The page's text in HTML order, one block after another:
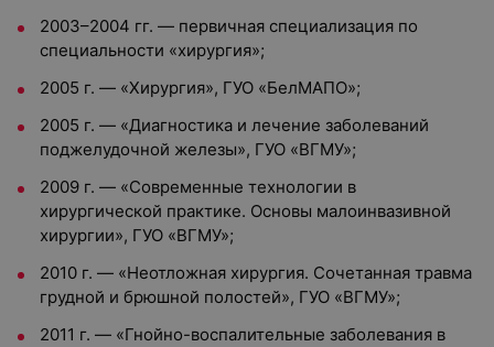
2003–2004 гг. — первичная специализация по
специальности «хирургия»;
2005 г. — «Хирургия», ГУО «БелМАПО»;
2005 г. — «Диагностика и лечение заболеваний
поджелудочной железы», ГУО «ВГМУ»;
2009 г. — «Современные технологии в
хирургической практике. Основы малоинвазивной
хирургии», ГУО «ВГМУ»;
2010 г. — «Неотложная хирургия. Сочетанная травма
грудной и брюшной полостей», ГУО «ВГМУ»;
2011 г. — «Гнойно-воспалительные заболевания в